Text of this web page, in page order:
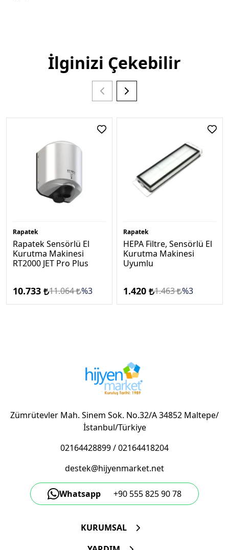
İlginizi Çekebilir
Rapatek
Rapatek Sensörlü El
Kurutma Makinesi
RT2000 JET Pro Plus
10.733 11.064 %3
Rapatek
HEPA Filtre, Sensörlü El
Kurutma Makinesi
Uyumlu
1.420 1.463 %3
Zümrütevler Mah. Sinem Sok. No.32/A 34852 Maltepe/
İstanbul/Türkiye
02164428899/02164418204
destek@hijyenmarket.net
Whatsapp +90 555 825 90 78
KURUMSAL